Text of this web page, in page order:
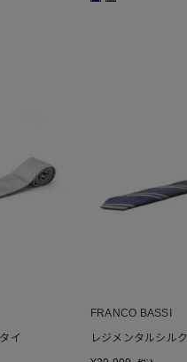
イ
FRANCO BASSI
レジメンタルシル